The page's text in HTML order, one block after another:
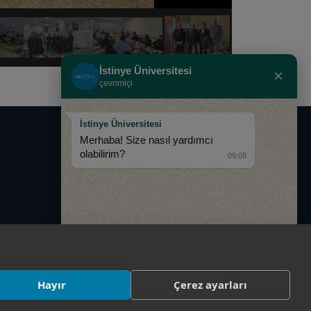
Hayır Çerez ayarları
0850 283 60 00
İstinye Üniversitesi
çevrimiçi ×
İstinye Üniversitesi
Merhaba! Size nasıl yardımcı
olabilirim?
09:08